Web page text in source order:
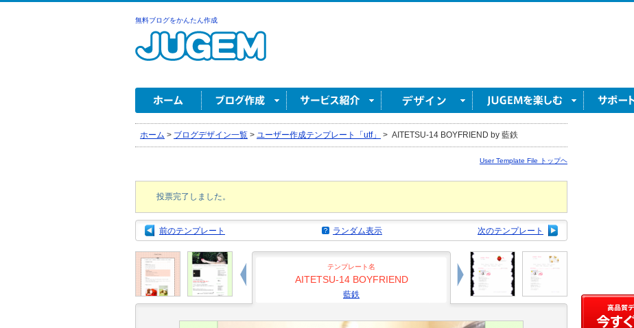
無料ブログをかんたん作成
ホーム > ブログデザイン一覧 > ユーザー作成テンプレート「utf」 > AITETSU-14 BOYFRIEND by 藍鉄
User Template File トップヘ
投票完了しました。
前のテンプレート 次のテンプレート
ランダム表示
テンプレート名
AITETSU-14 BOYFRIEND
藍鉄